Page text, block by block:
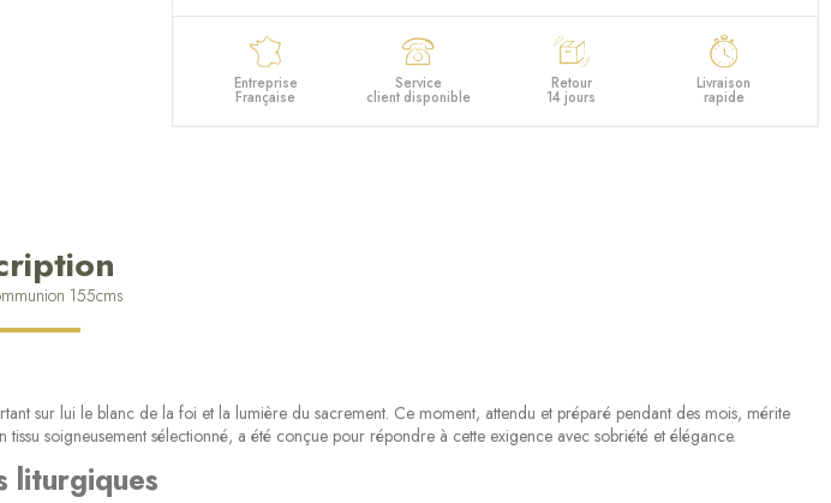
Entreprise
Française
Service
client disponible
Retour
14 jours
Livraison
rapide
155cms
sur lui le blanc de la foi et la lumière du sacrement. Ce moment, attendu et préparé pendant des mois, mérite
soigneusement sélectionné, a été conçue pour répondre à cette exigence avec sobriété et élégance.
liturgiques